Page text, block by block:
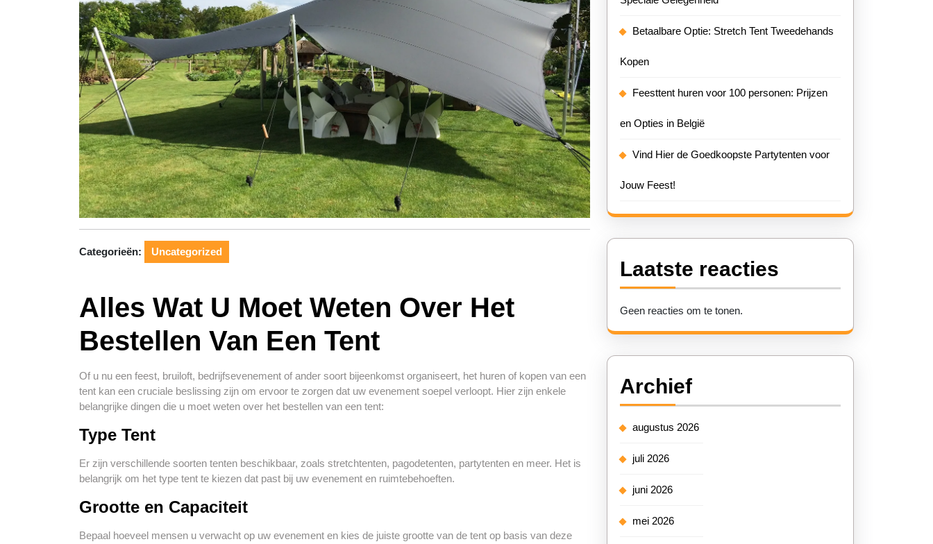
Categorieën: Uncategorized
Alles Wat U Moet Weten Over Het
Bestellen Van Een Tent
Of u nu een feest, bruiloft, bedrijfsevenement of ander soort bijeenkomst organiseert, het huren of kopen van een
tent kan een cruciale beslissing zijn om ervoor te zorgen dat uw evenement soepel verloopt. Hier zijn enkele
belangrijke dingen die u moet weten over het bestellen van een tent:
Type Tent
Er zijn verschillende soorten tenten beschikbaar, zoals stretchtenten, pagodetenten, partytenten en meer. Het is
belangrijk om het type tent te kiezen dat past bij uw evenement en ruimtebehoeften.
Grootte en Capaciteit
Bepaal hoeveel mensen u verwacht op uw evenement en kies de juiste grootte van de tent op basis van deze
Betaalbare Optie: Stretch Tent Tweedehands
Kopen
Feesttent huren voor 100 personen: Prijzen
en Opties in België
Vind Hier de Goedkoopste Partytenten voor
Jouw Feest!
Laatste reacties
Geen reacties om te tonen.
Archief
augustus 2026
juli 2026
juni 2026
mei 2026